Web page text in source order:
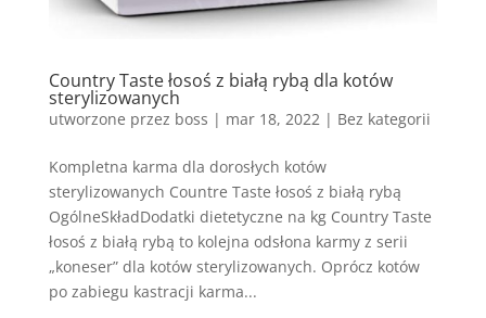
Country Taste łosoś z białą rybą dla kotów
sterylizowanych
utworzone przez boss | mar 18, 2022| Bez kategorii
Kompletna karma dla dorosłych kotów
sterylizowanych Countre Taste łosoś z białą rybą
OgólneSkładDodatki dietetyczne na kg Country Taste
łosoś z białą rybą to kolejna odsłona karmy z serii
„koneser” dla kotów sterylizowanych. Oprócz kotów
po zabiegu kastracji karma...